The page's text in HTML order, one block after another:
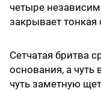
четыре
закрывает тонкая
Сетчатая бритва
основания, а
чуть заметную